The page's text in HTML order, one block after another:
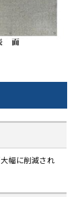
幅に削減され